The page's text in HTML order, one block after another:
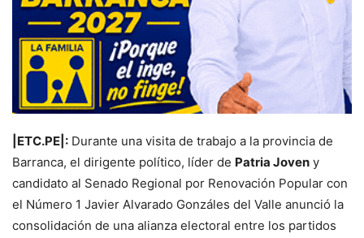
|ETC.PE|: Durante una visita de trabajo a la provincia de
Barranca, el dirigente político, líder de Patria Joven y
candidato al Senado Regional por Renovación Popular con
el Número 1 Javier Alvarado Gonzáles del Valle anunció la
consolidación de una alianza electoral entre los partidos